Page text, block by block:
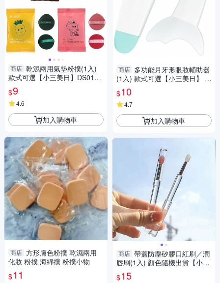
商店 乾濕兩用氣墊粉撲(1入)
款式可選【小三美日】DS0158
44 底妝
$9
4.6
加入購物車
商店 方形膚色粉撲 乾濕兩用
化妝 粉撲 海綿撲 粉撲小物
$11
商店 多功能月牙形眼妝輔助器
(1入) 款式可選【小三美日】 D
S017466
$10
4.7
加入購物車
商店 帶蓋防塵矽膠口紅刷／潤
唇刷(1入) 顏色隨機出貨【小三
美日】 DS022118
$15